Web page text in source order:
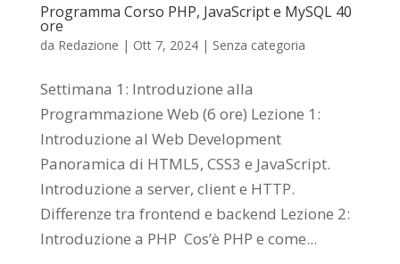
Programma Corso PHP, JavaScript e MySQL 40
ore
da Redazione | Ott 7, 2024| Senza categoria
Settimana 1: Introduzione alla
Programmazione Web (6 ore) Lezione 1:
Introduzione al Web Development
Panoramica di HTML5, CSS3 e JavaScript.
Introduzione a server, client e HTTP.
Differenze tra frontend e backend Lezione 2:
Introduzione a PHP Cos’è PHP e come...